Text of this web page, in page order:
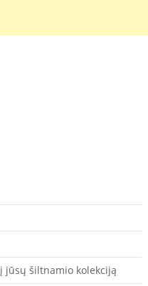
jūsų šiltnamio kolekciją